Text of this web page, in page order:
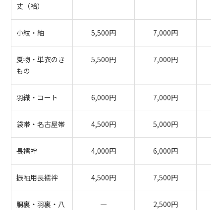
丈（袷）
小紋・紬 5,500円 7,000円
夏物・単衣のき
もの
5,500円 7,000円
羽織・コート 6,000円 7,000円
袋帯・名古屋帯 4,500円 5,000円
長襦袢 4,000円 6,000円
振袖用長襦袢 4,500円 7,500円
胴裏・羽裏・八
― 2,500円